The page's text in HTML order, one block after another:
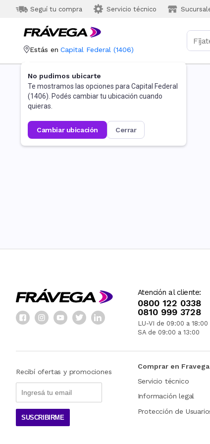
Seguí tu compra Servicio técnico
Estás en Capital Federal (1406)
No pudimos ubicarte
Te mostramos las opciones para Capital Federal
(1406). Podés cambiar tu ubicación cuando
quieras.
cambiar ubicación cerrar
Atención al cliente:
0800 122 0338
0810 999 3728
LU-VI de 09:00 a 18:00
SA de 09:00 a 13:00
Recibí ofertas y promociones
SUSCRIBIRME
Comprar en
Servicio técnico
Información legal
Protección de